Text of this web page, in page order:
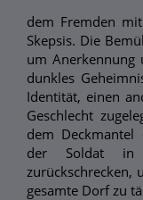
dem Fremden
Skepsis. Die
um Anerkennung
dunkles
Identität, einen
Geschlecht
dem Deckmantel
der Soldat in
zurückschrecken,
gesamte Dorf zu